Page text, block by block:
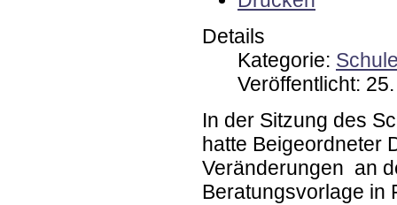
Details
Kategorie:
Veröffentlicht:
In der Sitzung des
hatte Beigeordneter
Veränderungen an
Beratungsvorlage in